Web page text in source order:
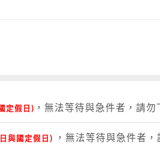
定假日) ，無法等待與急件者，請勿
與國定假日) ，無法等待與急件者，